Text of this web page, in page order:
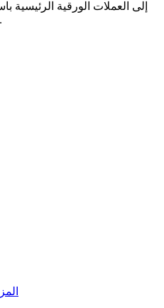
احصل
أسعار الصرف في الوقت الفعلي.